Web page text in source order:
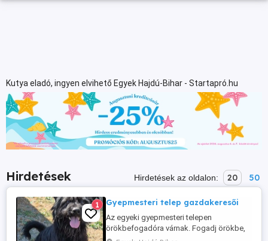
Kutya eladó, ingyen elvihető Egyek Hajdú-Bihar - Startapró.hu
Hirdetések Hirdetések az oldalon: 20 50
1 Gyepmesteri telep gazdakeresői
Az egyeki gyepmesteri telepen
örökbefogadóra várnak. Fogadj örökbe,
ments életet, az idejük véges a telepen. A